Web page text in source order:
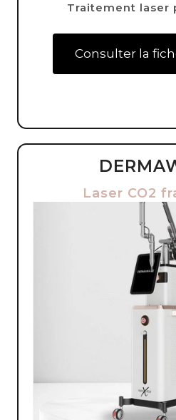
Traitement laser
Consulter la
Laser CO2